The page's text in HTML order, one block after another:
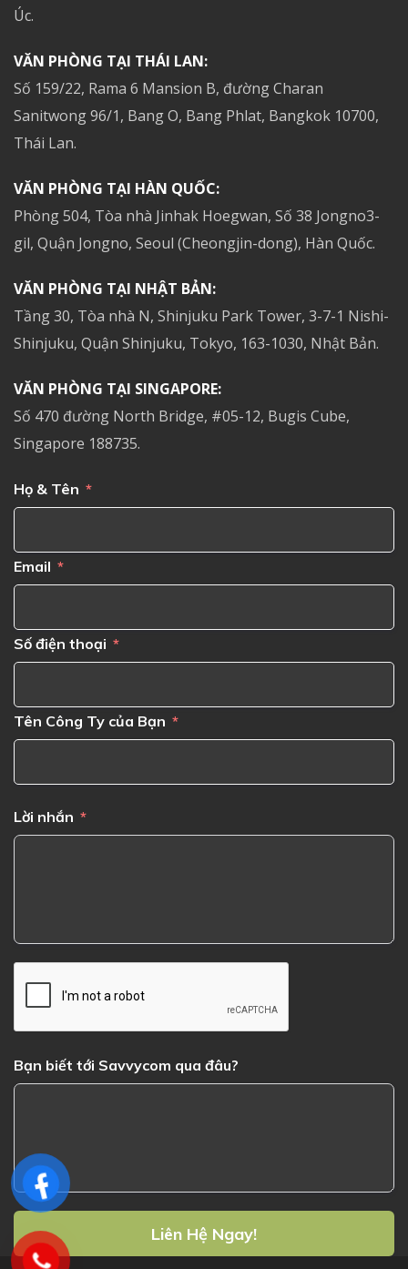
Úc.
VĂN PHÒNG TẠI THÁI LAN:
Số 159/22, Rama 6 Mansion B, đường Charan
Sanitwong 96/1, Bang O, Bang Phlat, Bangkok 10700,
Thái Lan.
VĂN PHÒNG TẠI HÀN QUỐC:
Phòng 504, Tòa nhà Jinhak Hoegwan, Số 38 Jongno3-
gil, Quận Jongno, Seoul (Cheongjin-dong), Hàn Quốc.
VĂN PHÒNG TẠI NHẬT BẢN:
Tầng 30, Tòa nhà N, Shinjuku Park Tower, 3-7-1 Nishi-
Shinjuku, Quận Shinjuku, Tokyo, 163-1030, Nhật Bản.
VĂN PHÒNG TẠI SINGAPORE:
Số 470 đường North Bridge, #05-12, Bugis Cube,
Singapore 188735.
Họ & Tên
Email
Số điện thoại
Tên Công Ty của Bạn
Lời nhắn
Bạn biết tới Savvycom qua đâu?
Liên Hệ Ngay!